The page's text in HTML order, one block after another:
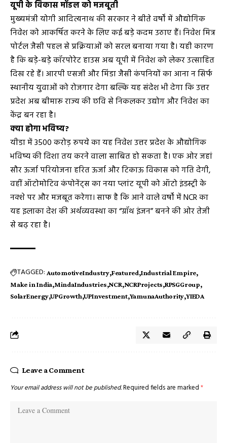
यूपी के विकास मॉडल को मजबूती
मुख्यमंत्री योगी आदित्यनाथ की सरकार ने बीते वर्षों में औद्योगिक
निवेश को आकर्षित करने के लिए कई बड़े कदम उठाए हैं। निवेश मित्र
पोर्टल जैसी पहल से प्रक्रियाओं को सरल बनाया गया है। यही कारण
है कि बड़े-बड़े कॉरपोरेट हाउस अब यूपी में निवेश को लेकर उत्साहित
दिख रहे हैं। आरपी एसजी और मिंडा जैसी कंपनियों का आना न सिर्फ
स्थानीय युवाओं को रोजगार देगा बल्कि यह संदेश भी देगा कि उत्तर
प्रदेश अब बीमारू राज्य की छवि से निकलकर उद्योग और निवेश का
केंद्र बन रहा है।
क्या होगा भविष्य?
यीडा में 3500 करोड़ रुपये का यह निवेश उत्तर प्रदेश के औद्योगिक
भविष्य की दिशा तय करने वाला साबित हो सकता है। एक ओर जहां
सौर ऊर्जा परियोजना हरित ऊर्जा और टिकाऊ विकास को गति देगी,
वहीं ऑटोमोटिव कंपोनेंट्स का नया प्लांट यूपी को ऑटो इंडस्ट्री के
नक्शे पर और मजबूत करेगा। साफ है कि आने वाले वर्षों में NCR का
यह इलाका देश की अर्थव्यवस्था का “ग्रॉथ इंजन” बनने की ओर तेजी
से बढ़ रहा है।
TAGGED: AutomotiveIndustry Featured Industrial Empire
Make in India MindaIndustries NCR NCRProjects RPSGGroup
SolarEnergy UPGrowth UPInvestment YamunaAuthority YIEDA
Leave a Comment
Your email address will not be published.Required fields are marked *